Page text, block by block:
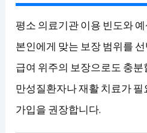
평소 의료기관 이용 빈도와
본인에게 맞는 보장 범위를
급여 위주의 보장으로도 충분
만성질환자나 재활 치료가
가입을 권장합니다.